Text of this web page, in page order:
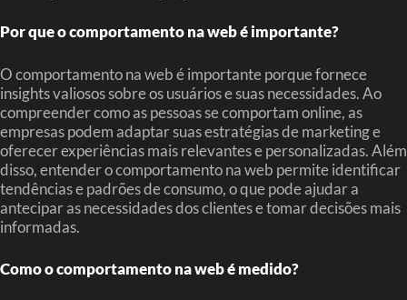
Por que o comportamento na web é importante?
O comportamento na web é importante porque fornece
insights valiosos sobre os usuários e suas necessidades. Ao
compreender como as pessoas se comportam online, as
empresas podem adaptar suas estratégias de marketing e
oferecer experiências mais relevantes e personalizadas. Além
disso, entender o comportamento na web permite identificar
tendências e padrões de consumo, o que pode ajudar a
antecipar as necessidades dos clientes e tomar decisões mais
informadas.
Como o comportamento na web é medido?